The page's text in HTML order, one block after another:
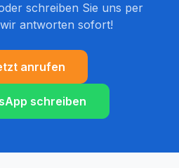
schreiben Sie uns per
antworten sofort!
anrufen
schreiben